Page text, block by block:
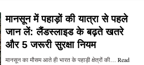
मानसून में पहाड़ों की यात्रा से पहले
जान लें: लैंडस्लाइड के बढ़ते खतरे
और 5 जरूरी सुरक्षा नियम
मानसून का मौसम आते ही भारत के पहाड़ी क्षेत्रों की… Read